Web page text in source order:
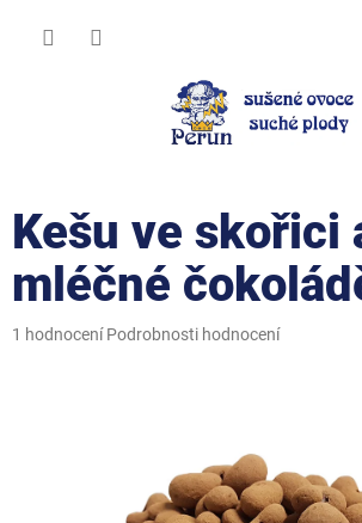
Kešu ve skořici
mléčné
Průměrné
1 hodnocení Podrobnosti hodnocení